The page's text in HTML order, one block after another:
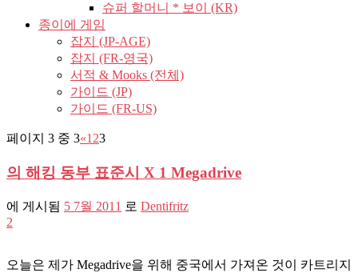
슈퍼 할머니 * 보이 (KR)
종이에 게임
잡지 (JP-AGE)
잡지 (FR-영국)
서적 & Mooks (전체)
가이드 (JP)
가이드 (FR-US)
페이지 3 중 3«1 23
의 해킹 동부 표준시 X 1 Megadrive
에 게시됨 5 7월 2011 로 Dentifritz
2
오늘은 제가 Megadrive을 위해 중국에서 가져온 것이 카트리지